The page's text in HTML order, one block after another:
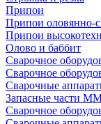
Припои
Припои оловянно-
Припои
Олово и баббит
Сварочное
Сварочное
Сварочные
Запасные части
Сварочное